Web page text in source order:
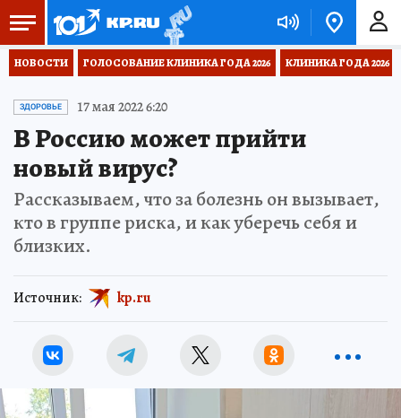
НОВОСТИ ГОЛОСОВАНИЕ КЛИНИКА ГОДА 2026 КЛИНИКА ГОДА 2026
ЗДОРОВЬЕ 17 мая 2022 6:20
В Россию может прийти
новый вирус?
Рассказываем, что за болезнь он вызывает,
кто в группе риска, и как уберечь себя и
близких.
Источник: kp.ru